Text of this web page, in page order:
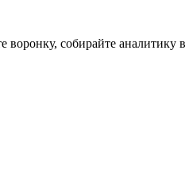
воронку, собирайте аналитику в